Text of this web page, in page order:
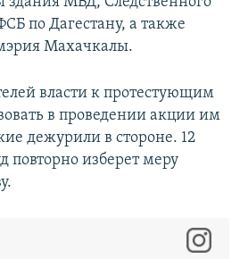
по Дагестану, а также
Махачкалы.
власти к протестующим
в проведении акции им
дежурили в стороне. 12
повторно изберет меру